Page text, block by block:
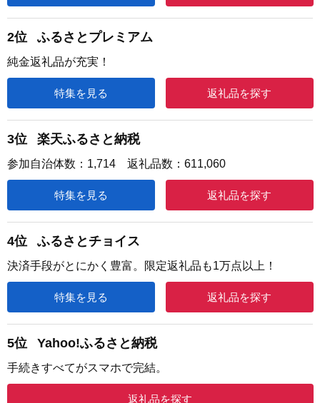
2位 ふるさとプレミアム
純金返礼品が充実！
特集を見る 返礼品を探す
3位 楽天ふるさと納税
参加自治体数：1,714 返礼品数：611,060
特集を見る 返礼品を探す
4位 ふるさとチョイス
決済手段がとにかく豊富。限定返礼品も1万点以上！
特集を見る 返礼品を探す
5位 Yahoo!ふるさと納税
手続きすべてがスマホで完結。
返礼品を探す